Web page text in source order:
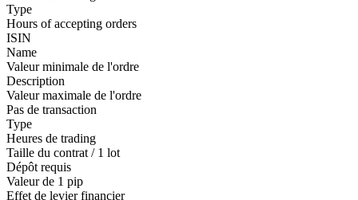
Type
Hours of accepting orders
ISIN
Name
Valeur minimale de l'ordre
Description
Valeur maximale de l'ordre
Pas de transaction
Type
Heures de trading
Taille du contrat / 1 lot
Dépôt requis
Valeur de 1 pip
Effet de levier financier